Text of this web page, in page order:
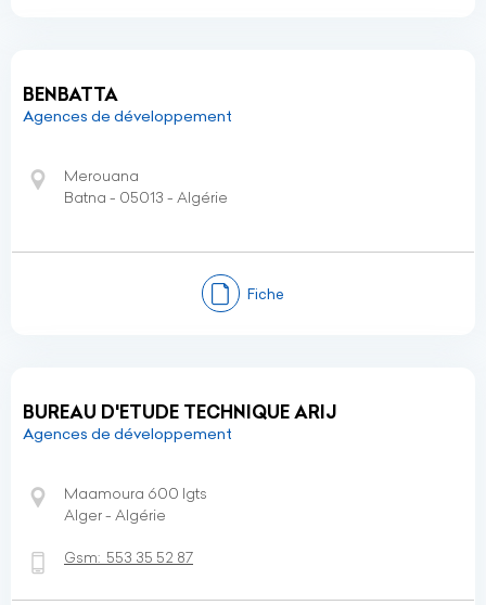
BENBATTA
Agences de développement
Merouana
Batna - 05013 - Algérie
Fiche
BUREAU D'ETUDE TECHNIQUE ARIJ
Agences de développement
Maamoura 600 lgts
Alger - Algérie
Gsm: 553 35 52 87